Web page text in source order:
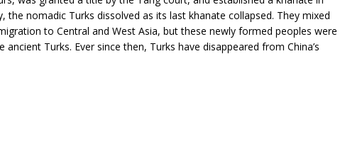
the nomadic Turks dissolved as its last khanate collapsed. They mixed
to Central and West Asia, but these newly formed peoples were
Turks. Ever since then, Turks have disappeared from China’s